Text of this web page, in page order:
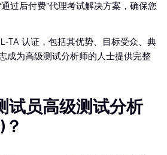
过后付费”代理考试解决方案，确保您
TA 认证，包括其优势、目标受众、典
成为高级测试分析师的人士提供完整
试员高级测试分析